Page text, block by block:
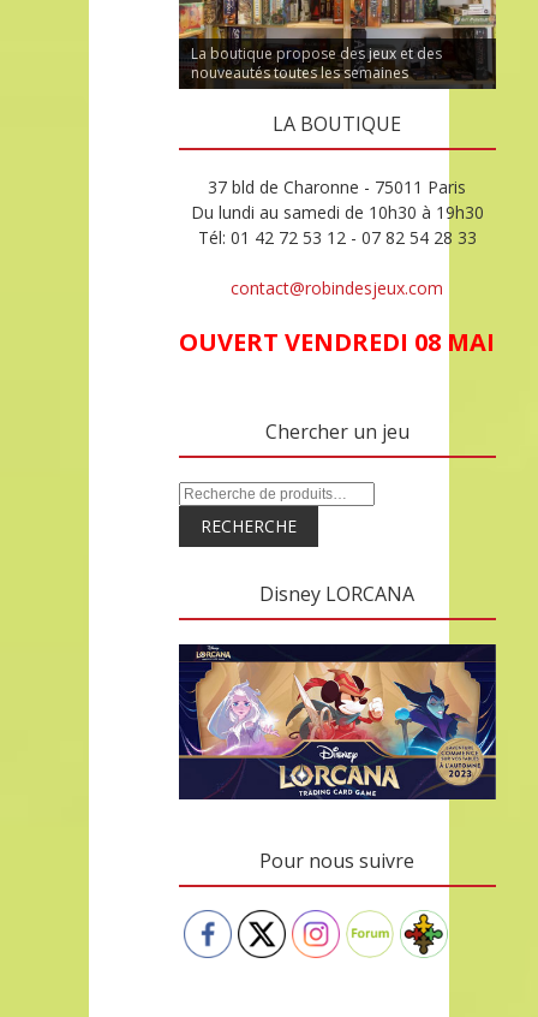
La boutique propose des jeux et des
nouveautés toutes les semaines
LA BOUTIQUE
37 bld de Charonne - 75011 Paris
Du lundi au samedi de 10h30 à 19h30
Tél: 01 42 72 53 12 - 07 82 54 28 33
contact@robindesjeux.com
OUVERT VENDREDI 08 MAI
Chercher un jeu
RECHERCHE
Disney LORCANA
Pour nous suivre